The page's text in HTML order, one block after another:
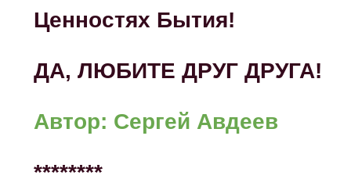
Ценностях Бытия!
ДА, ЛЮБИТЕ ДРУГ ДРУГА!
Автор: Сергей Авдеев
********